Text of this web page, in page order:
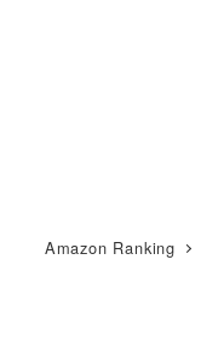
Amazon Ranking